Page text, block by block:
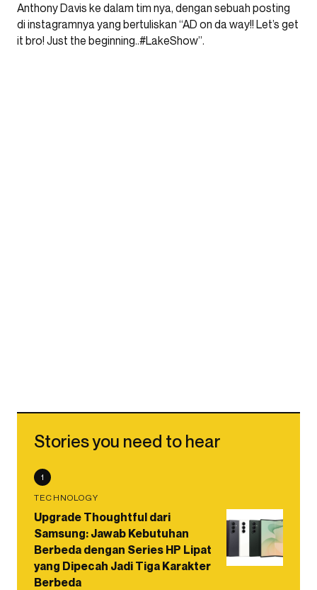
Anthony Davis ke dalam tim nya, dengan sebuah posting
di instagramnya yang bertuliskan “AD on da way!! Let’s get
it bro! Just the beginning..#LakeShow”.
Stories you need to hear
1
TECHNOLOGY
Upgrade Thoughtful dari
Samsung: Jawab Kebutuhan
Berbeda dengan Series HP Lipat
yang Dipecah Jadi Tiga Karakter
Berbeda